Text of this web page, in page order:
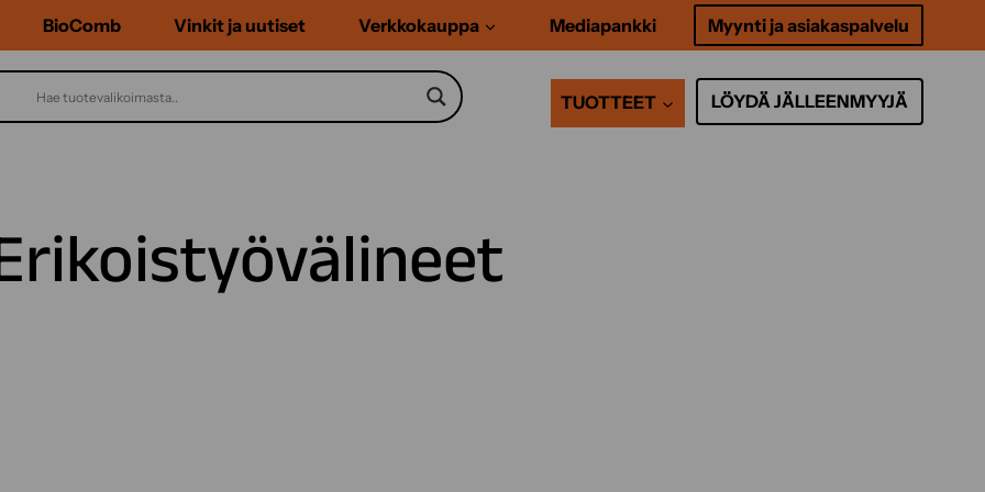
BioComb Vinkit ja uutiset Verkkokauppa Mediapankki Myynti ja asiakaspalvelu
TUOTTEET LÖYDÄ JÄLLEENMYYJÄ